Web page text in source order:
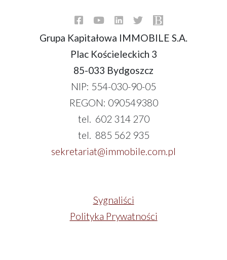
Grupa Kapitałowa IMMOBILE S.A.
Plac Kościeleckich 3
85-033 Bydgoszcz
NIP: 554-030-90-05
REGON: 090549380
tel. 602 314 270
tel. 885 562 935
sekretariat@immobile.com.pl
Sygnaliści
Polityka Prywatności